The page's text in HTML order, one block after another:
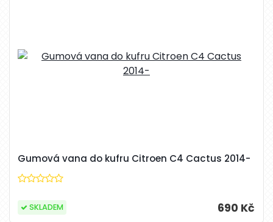
Gumová vana do kufru Citroen C4 Cactus 2014-
690 Kč
SKLADEM